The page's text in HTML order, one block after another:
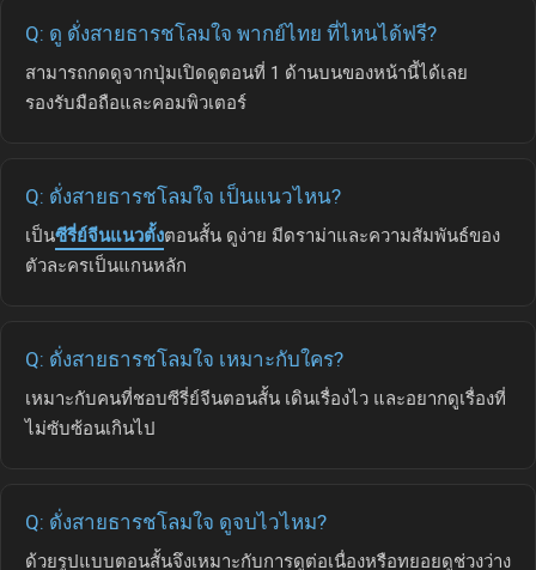
Q: ดู ดั่งสายธารชโลมใจ พากย์ไทย ที่ไหนได้ฟรี?
สามารถกดดูจากปุ่มเปิดดูตอนที่ 1 ด้านบนของหน้านี้ได้เลย
รองรับมือถือและคอมพิวเตอร์
Q: ดั่งสายธารชโลมใจ เป็นแนวไหน?
เป็นซีรี่ย์จีนแนวตั้งตอนสั้น ดูง่าย มีดราม่าและความสัมพันธ์ของ
ตัวละครเป็นแกนหลัก
Q: ดั่งสายธารชโลมใจ เหมาะกับใคร?
เหมาะกับคนที่ชอบซีรี่ย์จีนตอนสั้น เดินเรื่องไว และอยากดูเรื่องที่
ไม่ซับซ้อนเกินไป
Q: ดั่งสายธารชโลมใจ ดูจบไวไหม?
ด้วยรูปแบบตอนสั้นจึงเหมาะกับการดูต่อเนื่องหรือทยอยดูช่วงว่าง